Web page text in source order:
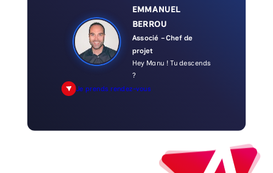
EMMANUEL
BERROU
Associé – Chef de
projet
Hey Manu ! Tu descends
?
Je prends rendez-vous